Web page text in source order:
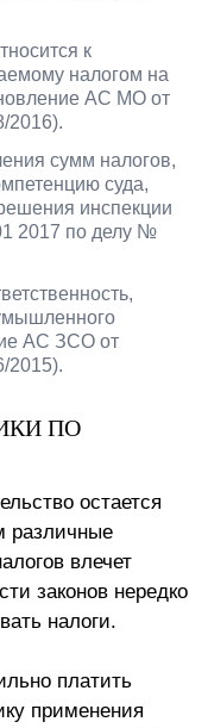
к
налогом на
АС МО от
2016).
сумм налогов,
суда,
инспекции
2017 по делу №
АС ЗСО от
2015).
ПО
остается
различные
влечет
законов нередко
налоги.
платить
применения